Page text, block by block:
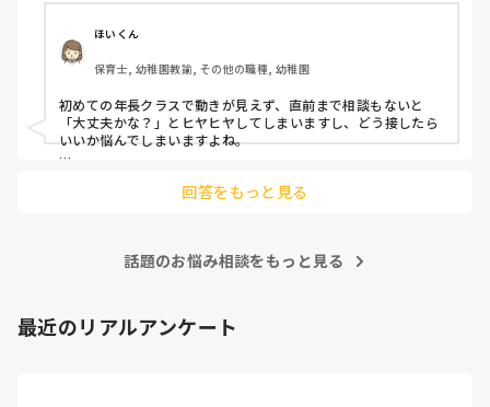
よほど自分に聞きづらいのか、聞く必要性さえ感じないの
か、もうよくわからないです。
対応にも悩みます。
ほいくん
保育士, 幼稚園教諭, その他の職種, 幼稚園
初めての年長クラスで動きが見えず、直前まで相談もないと
「大丈夫かな？」とヒヤヒヤしてしまいますし、どう接したら
いいか悩んでしまいますよね。
「こんなこと聞いたら迷惑かな」と抱え込んでいるケースがと
件、どこまで進んだ？」「困ってることない？」と具体的に声
「毎日夕方に5分だけ進捗確認の時間を取る」などルール化し
てしまうと、後輩も質問しやすくなりますよ。一人で抱え込ま
回答をもっと見る
話題のお悩み相談をもっと見る
最近のリアルアンケート